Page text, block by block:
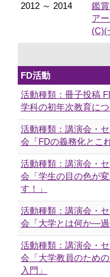
2012 ～ 2014
鑑
ア
(C)(
FD活動
活動種類：冊子投稿
学科の初年次教育に
活動種類：講演会・
会「FDの義務化とこ
活動種類：講演会・
会「学生の目の色が
す！」
活動種類：講演会・
会「大学とは何か―
活動種類：講演会・
会「大学教員のため
入門」